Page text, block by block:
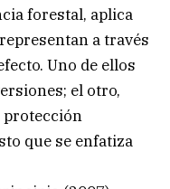
forestal, aplica
a través
Uno de ellos
el otro,
protección
que se enfatiza